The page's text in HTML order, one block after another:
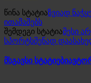
წინა სტატიაზვიად
ითამაშებს
შემდეგი სტატიამესი
სპორტსმენად
მსგავსი სტატიები